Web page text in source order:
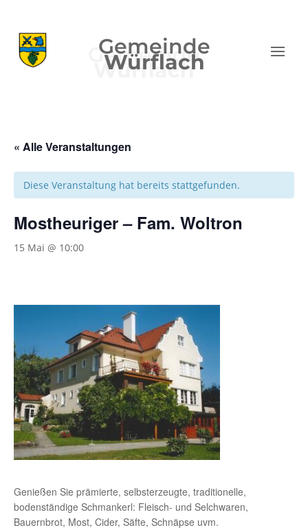
Gemeinde
Würflach
« Alle Veranstaltungen
Diese Veranstaltung hat bereits stattgefunden.
Mostheuriger – Fam. Woltron
15 Mai @ 10:00
Genießen Sie prämierte, selbsterzeugte, traditionelle,
bodenständige Schmankerl: Fleisch- und Selchwaren,
Bauernbrot, Most, Cider, Säfte, Schnäpse uvm.